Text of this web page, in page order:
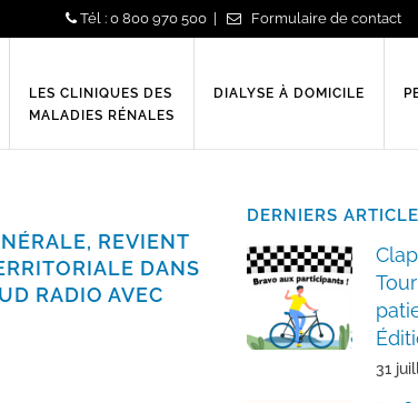
Tél : 0 800 970 500 | Formulaire de contact
LES CLINIQUES DES
MALADIES RÉNALES
DIALYSE À DOMICILE
REVIENT
DANS
RADIO AVEC
DERNIERS
31